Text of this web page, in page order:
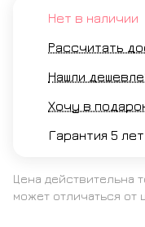
Нет в наличии
Рассчитать
Нашли
Хочу в
Гарантия 5 лет
Цена действительна
может отличаться от